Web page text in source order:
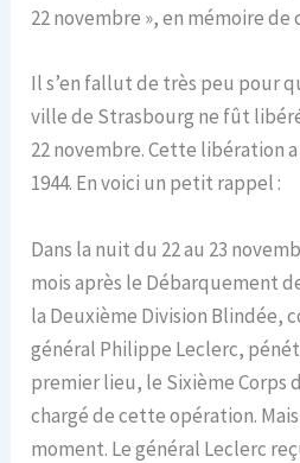
22 novembre », en mémoire de
Il s’en fallut de très peu pour
ville de Strasbourg ne fût
22 novembre. Cette libération
1944. En voici un petit rappel :
Dans la nuit du 22 au 23
mois après le Débarquement
la Deuxième Division Blindée,
général Philippe Leclerc,
premier lieu, le Sixième Corps
chargé de cette opération.
moment. Le général Leclerc